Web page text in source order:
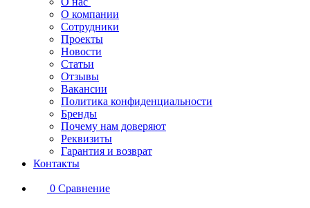
О компании
Сотрудники
Проекты
Новости
Статьи
Отзывы
Вакансии
Политика конфиденциальности
Бренды
Почему нам доверяют
Реквизиты
Гарантия и возврат
Контакты
0 Сравнение